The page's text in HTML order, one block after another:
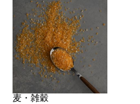
麦・雑穀